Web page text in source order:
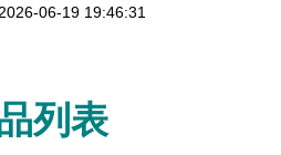
06-19 19:46:31
列表